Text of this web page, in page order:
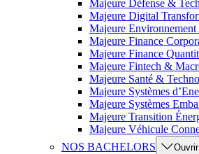
Majeure Défense &
Majeure Digital
Majeure
Majeure Finance
Majeure Finance
Majeure Fintech &
Majeure Santé &
Majeure Systèmes
Majeure Systèmes
Majeure Transition
Majeure Véhicule
NOS BACHELORS